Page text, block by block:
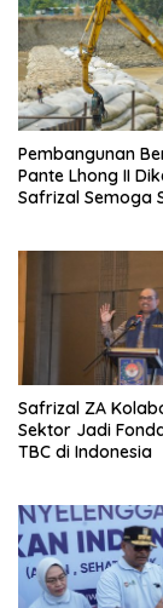
Pembangunan
Pante Lhong II
Safrizal Semoga
Safrizal ZA
Sektor Jadi
TBC di Indonesia